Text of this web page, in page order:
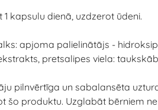
1 kapsulu dienā, uzdzerot ūdeni.
apjoma palielinātājs -
pretsalipes viela:
pilnvērtīga un sabalansēta
šo produktu. Uzglabāt bērniem